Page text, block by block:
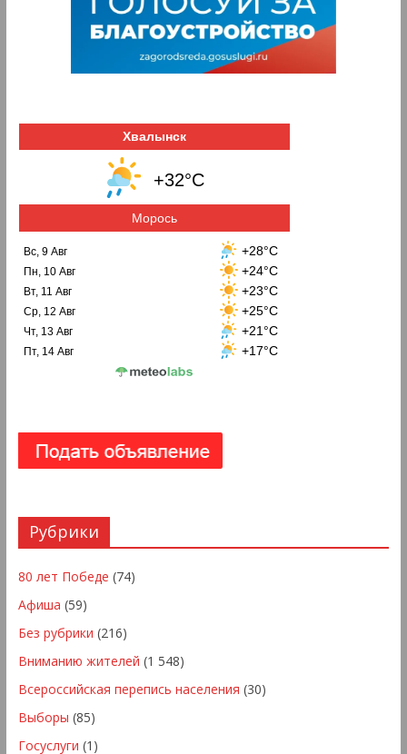
Хвалынск
+32°C
Морось
Вс, 9 Авг +28°C
Пн, 10 Авг +24°C
Вт, 11 Авг +23°C
Ср, 12 Авг +25°C
Чт, 13 Авг +21°C
Пт, 14 Авг +17°C
Рубрики
80 лет Победе (74)
Афиша (59)
Без рубрики (216)
Вниманию жителей (1 548)
Всероссийская перепись населения (30)
Выборы (85)
Госуслуги (1)